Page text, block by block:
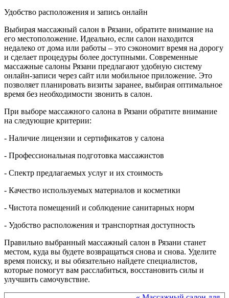
Удобство расположения и запись онлайн
Выбирая массажный салон в Рязани, обратите внимание на
его местоположение. Идеально, если салон находится
недалеко от дома или работы – это сэкономит время на дорогу
и сделает процедуры более доступными. Современные
массажные салоны Рязани предлагают удобную систему
онлайн-записи через сайт или мобильное приложение. Это
позволяет планировать визиты заранее, выбирая оптимальное
время без необходимости звонить в салон.
При выборе массажного салона в Рязани обратите внимание
на следующие критерии:
- Наличие лицензии и сертификатов у салона
- Профессиональная подготовка массажистов
- Спектр предлагаемых услуг и их стоимость
- Качество используемых материалов и косметики
- Чистота помещений и соблюдение санитарных норм
- Удобство расположения и транспортная доступность
Правильно выбранный массажный салон в Рязани станет
местом, куда вы будете возвращаться снова и снова. Уделите
время поиску, и вы обязательно найдете специалистов,
которые помогут вам расслабиться, восстановить силы и
улучшить самочувствие.